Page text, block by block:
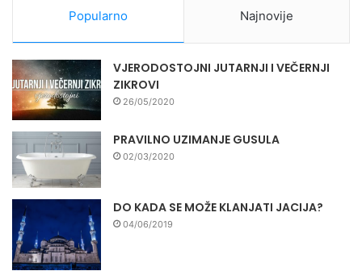
Popularno Najnovije
VJERODOSTOJNI JUTARNJI I VEČERNJI
ZIKROVI
26/05/2020
PRAVILNO UZIMANJE GUSULA
02/03/2020
DO KADA SE MOŽE KLANJATI JACIJA?
04/06/2019